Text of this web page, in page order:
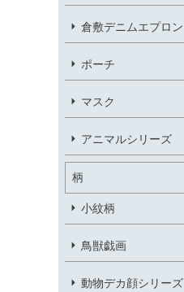
倉敷デニムエプロン
ポーチ
マスク
アニマルシリーズ
柄
小紋柄
鳥獣戯画
動物デカ顔シリーズ